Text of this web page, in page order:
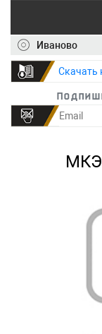
Иваново
Скачать